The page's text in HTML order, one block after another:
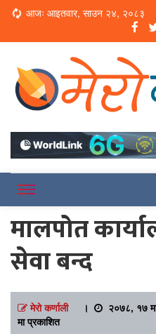
Loading...
आजः आइतवार, साउन २४, २०८३
मालपोत
सेवा बन्द
मेरो कर्णाली।
२०७८, १७
मा प्रकाशित